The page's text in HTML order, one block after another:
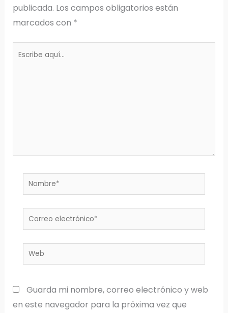
publicada. Los campos obligatorios están
marcados con *
Escribe
Nombre*
Correo
electrónico*
Web
Guarda mi nombre, correo electrónico y web
en este navegador para la próxima vez que